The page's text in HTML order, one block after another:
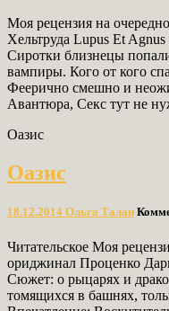
Моя рецензия на
Хельтруда Lupus Et
Сиротки близнецы
вампиры. Кого от кого
Феерично смешно и
Авантюра, Секс тут не
Оазис
Оазис
18.12.2014 Ольга Талан
Читательское Моя
ориджинал Проценко
Сюжет: о рыцарях и
томящихся в башнях,